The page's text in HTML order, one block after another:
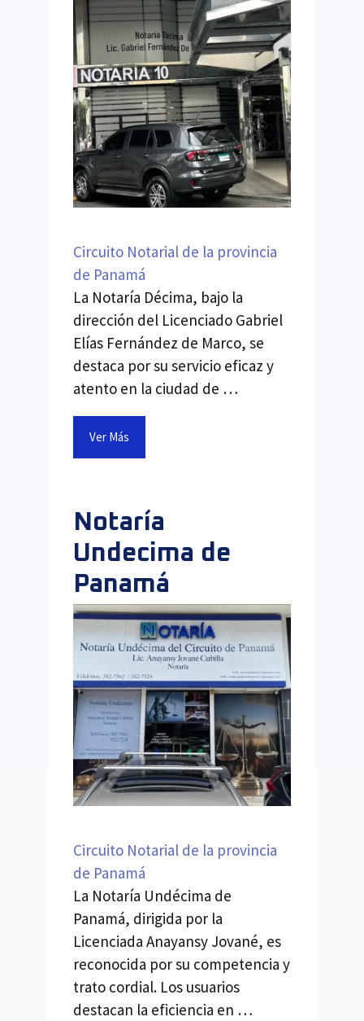
Circuito Notarial de la provincia
de Panamá
La Notaría Décima, bajo la
dirección del Licenciado Gabriel
Elías Fernández de Marco, se
destaca por su servicio eficaz y
atento en la ciudad de …
Ver Más
Notaría
Undecima de
Panamá
Circuito Notarial de la provincia
de Panamá
La Notaría Undécima de
Panamá, dirigida por la
Licenciada Anayansy Jované, es
reconocida por su competencia y
trato cordial. Los usuarios
destacan la eficiencia en …